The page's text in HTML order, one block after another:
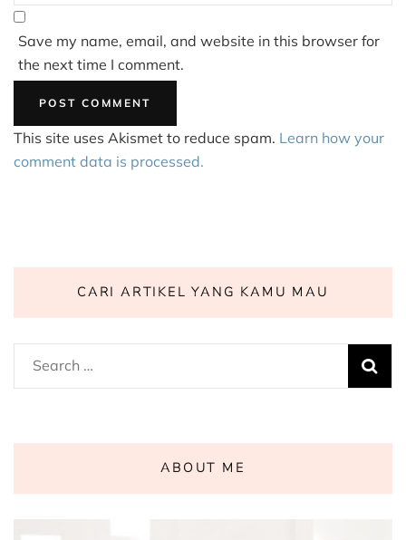
Save my name, email, and website in this browser for
the next time I comment.
This site uses Akismet to reduce spam. Learn how your
comment data is processed.
CARI ARTIKEL YANG KAMU MAU
Search
for:
ABOUT ME